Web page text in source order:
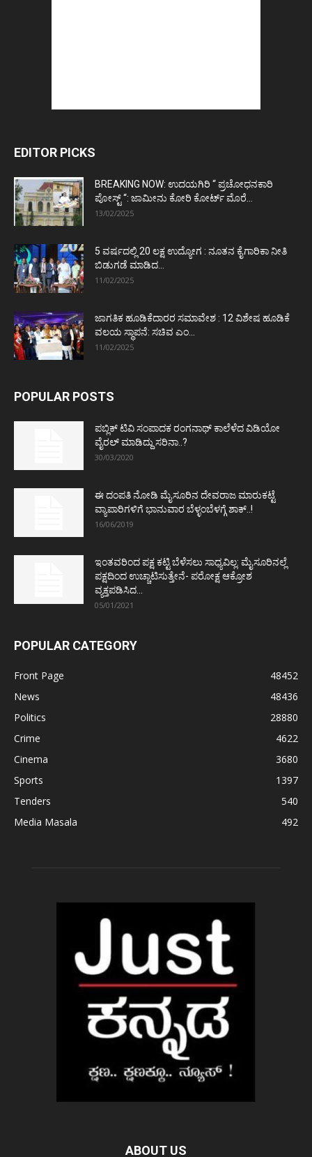
EDITOR PICKS
BREAKING NOW: ಉದಯಗಿರಿ “ ಪ್ರಚೋಧನಕಾರಿ
ಪೋಸ್ಟ್‌ “: ಜಾಮೀನು ಕೋರಿ ಕೋರ್ಟ್‌ ಮೊರೆ...
13/02/2025
5 ವರ್ಷದಲ್ಲಿ 20 ಲಕ್ಷ ಉದ್ಯೋಗ : ನೂತನ ಕೈಗಾರಿಕಾ ನೀತಿ
ಬಿಡುಗಡೆ ಮಾಡಿದ...
11/02/2025
ಜಾಗತಿಕ ಹೂಡಿಕೆದಾರರ ಸಮಾವೇಶ : 12 ವಿಶೇಷ ಹೂಡಿಕೆ
ವಲಯ ಸ್ಥಾಪನೆ: ಸಚಿವ ಎಂ...
11/02/2025
POPULAR POSTS
ಪಬ್ಲಿಕ್ ಟಿವಿ ಸಂಪಾದಕ ರಂಗನಾಥ್ ಕಾಲೆಳೆದ ವಿಡಿಯೋ
ವೈರಲ್ ಮಾಡಿದ್ದು ಸರಿನಾ..?
30/03/2020
ಈ ದಂಪತಿ ನೋಡಿ ಮೈಸೂರಿನ ದೇವರಾಜ ಮಾರುಕಟ್ಟೆ
ವ್ಯಾಪಾರಿಗಳಿಗೆ ಭಾನುವಾರ ಬೆಳ್ಳಂಬೆಳಗ್ಗೆ ಶಾಕ್..!
16/06/2019
ಇಂತವರಿಂದ ಪಕ್ಷ ಕಟ್ಟಿ ಬೆಳೆಸಲು ಸಾಧ್ಯವಿಲ್ಲ: ಮೈಸೂರಿನಲ್ಲೆ
ಪಕ್ಷದಿಂದ ಉಚ್ಚಾಟಿಸುತ್ತೇನೆ- ಪರೋಕ್ಷ ಆಕ್ರೋಶ
ವ್ಯಕ್ತಪಡಿಸಿದ...
05/01/2021
POPULAR CATEGORY
Front Page
48452
News
48436
Politics
28880
Crime
4622
Cinema
3680
Sports
1397
Tenders
540
Media Masala
492
ABOUT US